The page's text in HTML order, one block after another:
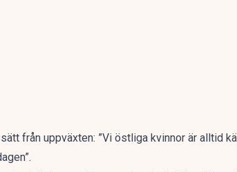
från uppväxten: ”Vi östliga kvinnor är alltid